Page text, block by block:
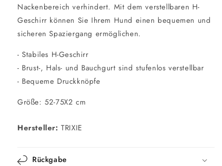
Nackenbereich verhindert. Mit dem verstellbaren H-
Geschirr können Sie Ihrem Hund einen bequemen und
sicheren Spaziergang ermöglichen.
- Stabiles H-Geschirr
- Brust-, Hals- und Bauchgurt sind stufenlos verstellbar
- Bequeme Druckknöpfe
Größe: 52-75X2 cm
Hersteller:TRIXIE
Rückgabe